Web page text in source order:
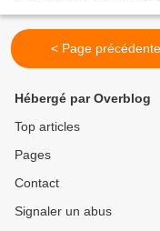
< Page précédente
Hébergé par Overblog
Top articles
Pages
Contact
Signaler un abus